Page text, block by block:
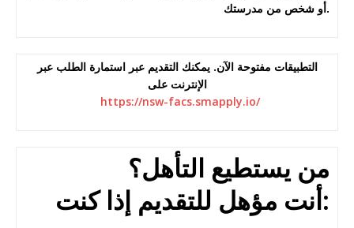
أو شخص من مدرستك.
التطبيقات مفتوحة الآن. يمكنك التقديم عبر استمارة الطلب عبر
الإنترنت على
https://nsw-facs.smapply.io/
من يستطيع التأهل؟
أنت مؤهل للتقديم إذا كنت: